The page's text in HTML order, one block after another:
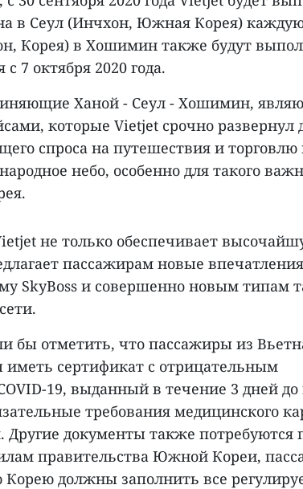
в Сеул (Инчхон, Южная Корея) каждую
Корея) в Хошимин также будут
7 октября 2020 года.
Ханой - Сеул - Хошимин,
которые Vietjet срочно развернул
спроса на путешествия и торговлю
небо, особенно для такого
не только обеспечивает
пассажирам новые впечатления
SkyBoss и совершенно новым типам
бы отметить, что пассажиры из
сертификат с отрицательным
19, выданный в течение 3 дней
требования медицинского
Другие документы также потребуются
правительства Южной Кореи,
должны заполнить все